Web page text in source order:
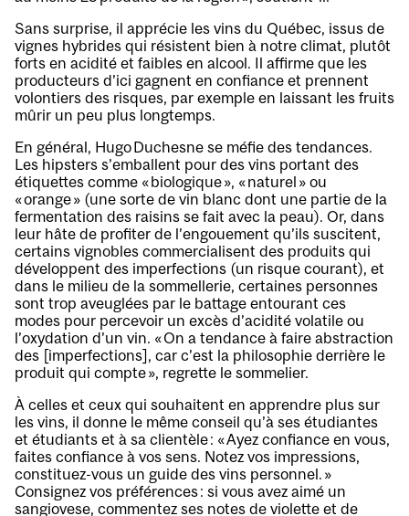
Sans surprise, il apprécie les vins du Québec, issus de
vignes hybrides qui résistent bien à notre climat, plutôt
forts en acidité et faibles en alcool. Il affirme que les
producteurs d’ici gagnent en confiance et prennent
volontiers des risques, par exemple en laissant les fruits
mûrir un peu plus longtemps.
En général, Hugo Duchesne se méfie des tendances.
Les hipsters s’emballent pour des vins portant des
étiquettes comme « biologique », « naturel » ou
« orange » (une sorte de vin blanc dont une partie de la
fermentation des raisins se fait avec la peau). Or, dans
leur hâte de profiter de l’engouement qu’ils suscitent,
certains vignobles commercialisent des produits qui
développent des imperfections (un risque courant), et
dans le milieu de la sommellerie, certaines personnes
sont trop aveuglées par le battage entourant ces
modes pour percevoir un excès d’acidité volatile ou
l’oxydation d’un vin. « On a tendance à faire abstraction
des [imperfections], car c’est la philosophie derrière le
produit qui compte », regrette le sommelier.
À celles et ceux qui souhaitent en apprendre plus sur
les vins, il donne le même conseil qu’à ses étudiantes
et étudiants et à sa clientèle : « Ayez confiance en vous,
faites confiance à vos sens. Notez vos impressions,
constituez-vous un guide des vins personnel. »
Consignez vos préférences : si vous avez aimé un
sangiovese, commentez ses notes de violette et de